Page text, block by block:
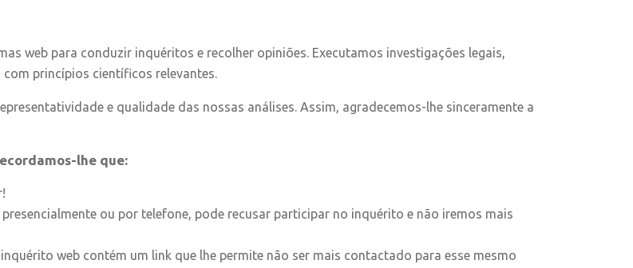
web para conduzir inquéritos e recolher opiniões. Executamos investigações legais,
princípios científicos relevantes.
e qualidade das nossas análises. Assim, agradecemos-lhe sinceramente a
lhe que:
ou por telefone, pode recusar participar no inquérito e não iremos mais
web contém um link que lhe permite não ser mais contactado para esse mesmo